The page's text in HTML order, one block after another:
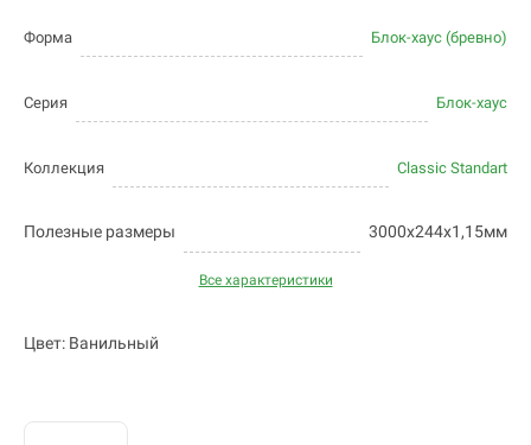
Форма Блок-хаус (бревно)
Серия Блок-хаус
Коллекция Classic Standart
Полезные размеры 3000х244х1,15мм
Все характеристики
Цвет: Ванильный